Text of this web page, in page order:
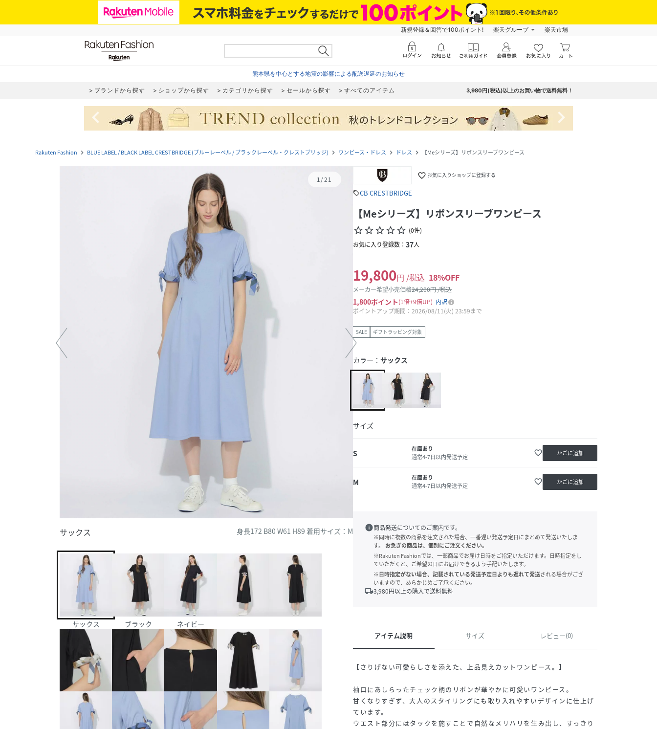
新規登録＆回答で100ポイント! 楽天グループ 楽天市場
熊本県を中心とする地震の影響による配送遅延のお知らせ
ブランドから探す ショップから探す カテゴリから探す セールから探す すべてのアイテム 3,980円(税込)以上のお買い物で送料無料！
navigate_before navigate_next
Rakuten Fashion navigate_next BLUE LABEL / BLACK LABEL CRESTBRIDGE (ブルーレーベル / ブラックレーベル・クレストブリッジ) navigate_next ワンピース・ドレス navigate_next ドレス navigate_next 【Meシリーズ】リボンスリーブワンピース
1/21
サックス 身長172 B80 W61 H89 着用サイズ：M
サックス ブラック ネイビー
favorite_border お気に入りショップに登録する
sellCB CRESTBRIDGE
【Meシリーズ】リボンスリーブワンピース
star_borderstar_borderstar_borderstar_borderstar_border (0件)
お気に入り登録数： 37人
19,800円 /税込 18%OFF
メーカー希望小売価格24,200円 /税込
1,800ポイント 1倍 9倍UP
内訳
ポイントアップ期間：2026/08/11(火) 23:59まで
SALE ギフトラッピング対象
カラー： サックス
サイズ
S
在庫あり
通常4-7日以内発送予定
favorite_border かごに追加
M
在庫あり
通常4-7日以内発送予定
favorite_border かごに追加
info商品発送についてのご案内です。
※同時に複数の商品を注文された場合、一番遅い発送予定日にまとめて発送いたしま
す。
お急ぎの商品は、個別にご注文ください。
※Rakuten Fashionでは、一部商品でお届け日時をご指定いただけます。日時指定をし
ていただくと、ご希望の日にお届けできるよう手配いたします。
※日時指定がない場合、記載されている発送予定日よりも遅れて発送される場合がござ
いますので、あらかじめご了承ください。
local_shipping3,980円以上の購入で送料無料
アイテム説明 サイズ レビュー(0)
【さりげない可愛らしさを添えた、上品見えカットワンピース。】
袖口にあしらったチェック柄のリボンが華やかに可愛いワンピース。
甘くなりすぎず、大人のスタイリングにも取り入れやすいデザインに仕上げ
ています。
ウエスト部分にはタックを施すことで自然なメリハリを生み出し、すっきり